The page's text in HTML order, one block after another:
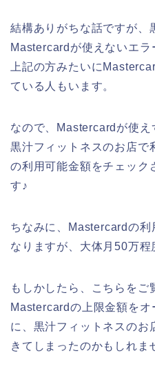
結構ありがちな話ですが、
Mastercardが使えないエラ
上記の方みたいに
ている人もいます。
なので、Mastercardが使
黒汁フィットネスのお店で
の利用可能金額をチェック
す♪
ちなみに、Mastercardの
なりますが、大体月50万程
もしかしたら、こちらをご
Mastercardの上限金額を
に、黒汁フィットネスのお
きてしまったのかもしれま